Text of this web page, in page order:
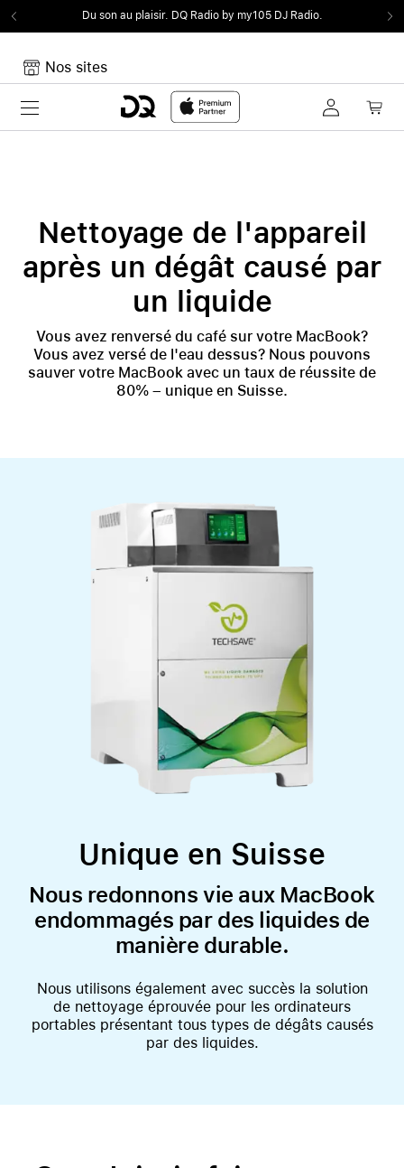
Du son au plaisir. DQ Radio by my105 DJ Radio.
Nos sites
Toggle navigation
Nettoyage de l'appareil
après un dégât causé par
un liquide
Vous avez renversé du café sur votre MacBook?
Vous avez versé de l'eau dessus? Nous pouvons
sauver votre MacBook avec un taux de réussite de
80% – unique en Suisse.
Unique en Suisse
Nous redonnons vie aux MacBook
endommagés par des liquides de
manière durable.
Nous utilisons également avec succès la solution
de nettoyage éprouvée pour les ordinateurs
portables présentant tous types de dégâts causés
par des liquides.